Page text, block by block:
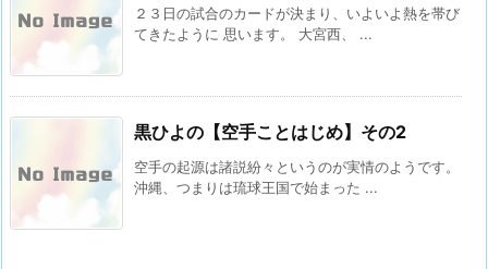
２３日の試合のカードが決まり、いよいよ熱を帯び
てきたように 思います。 大宮西、 ...
黒ひよの【空手ことはじめ】その2
空手の起源は諸説紛々というのが実情のようです。
沖縄、つまりは琉球王国で始まった ...